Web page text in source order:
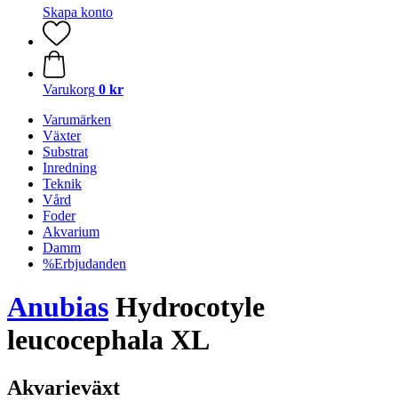
Skapa konto
Varukorg 0 kr
Varumärken
Växter
Substrat
Inredning
Teknik
Vård
Foder
Akvarium
Damm
%Erbjudanden
Anubias Hydrocotyle
leucocephala XL
Akvarieväxt